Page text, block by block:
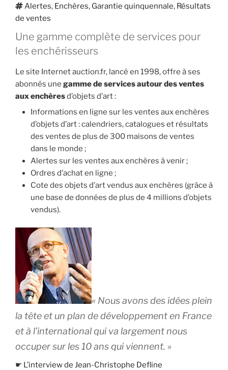
Étiquettes
Alertes, Enchères, Garantie quinquennale, Résultats
de ventes
Une gamme complète de services pour
les enchérisseurs
Le site Internet auction.fr, lancé en 1998, offre à ses
abonnés une gamme de services autour des ventes
aux enchèresd’objets d’art :
Informations en ligne sur les ventes aux enchères
d’objets d’art : calendriers, catalogues et résultats
des ventes de plus de 300 maisons de ventes
dans le monde ;
Alertes sur les ventes aux enchères à venir ;
Ordres d’achat en ligne ;
Cote des objets d’art vendus aux enchères (grâce à
une base de données de plus de 4 millions d’objets
vendus).
« Nous avons des idées plein
la tête et un plan de développement en France
et à l’international qui va largement nous
occuper sur les 10 ans qui viennent. »
☛ L’interview de Jean-Christophe Defline